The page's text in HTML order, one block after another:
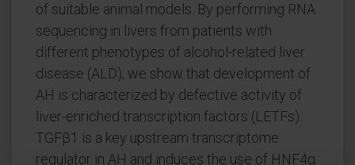
of suitable animal models. By performing RNA
sequencing in livers from patients with
different phenotypes of alcohol-related liver
disease (ALD), we show that development of
AH is characterized by defective activity of
liver-enriched transcription factors (LETFs).
TGFβ1 is a key upstream transcriptome
regulator in AH and induces the use of HNF4α